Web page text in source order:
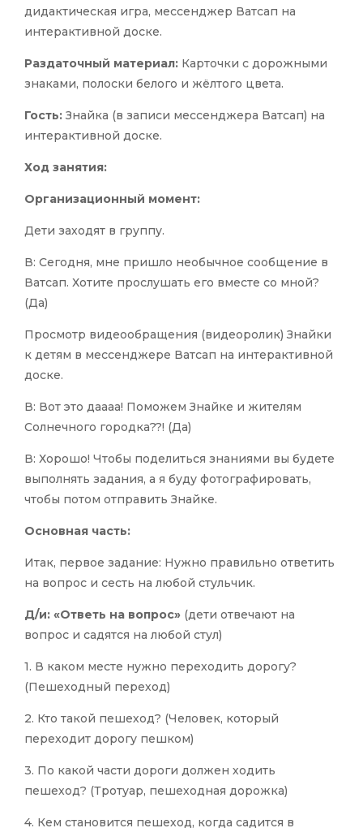
дидактическая игра, мессенджер Ватсап на
интерактивной доске.
Раздаточный материал: Карточки с дорожными
знаками, полоски белого и жёлтого цвета.
Гость: Знайка (в записи мессенджера Ватсап) на
интерактивной доске.
Ход занятия:
Организационный момент:
Дети заходят в группу.
В: Сегодня, мне пришло необычное сообщение в
Ватсап. Хотите прослушать его вместе со мной?
(Да)
Просмотр видеообращения (видеоролик) Знайки
к детям в мессенджере Ватсап на интерактивной
доске.
В: Вот это даааа! Поможем Знайке и жителям
Солнечного городка??! (Да)
В: Хорошо! Чтобы поделиться знаниями вы будете
выполнять задания, а я буду фотографировать,
чтобы потом отправить Знайке.
Основная часть:
Итак, первое задание: Нужно правильно ответить
на вопрос и сесть на любой стульчик.
Д/и: «Ответь на вопрос» (дети отвечают на
вопрос и садятся на любой стул)
1. В каком месте нужно переходить дорогу?
(Пешеходный переход)
2. Кто такой пешеход? (Человек, который
переходит дорогу пешком)
3. По какой части дороги должен ходить
пешеход? (Тротуар, пешеходная дорожка)
4. Кем становится пешеход, когда садится в